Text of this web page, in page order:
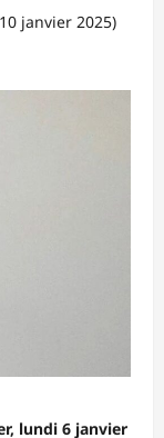
janvier 2025)
lundi 6 janvier